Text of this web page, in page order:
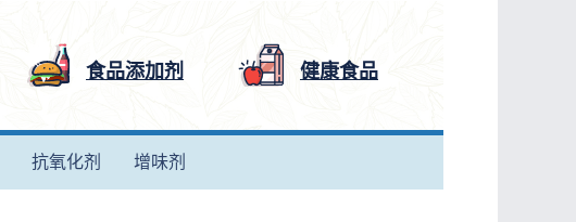
食品添加剂 健康食品
抗氧化剂 增味剂